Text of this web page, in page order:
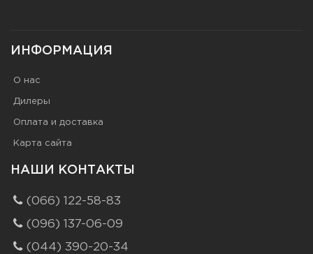
ИНФОРМАЦИЯ
О нас
Дилеры
Оплата и доставка
Карта сайта
НАШИ КОНТАКТЫ
(066) 122-58-83
(096) 137-06-09
(044) 390-20-34